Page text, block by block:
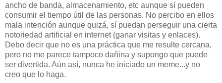
ancho de banda, almacenamiento, etc aunque sí pueden
consumir el tiempo útil de las personas. No percibo en ellos
mala intención aunque quizá, sí puedan perseguir una cierta
notoriedad artificial en internet (ganar visitas y enlaces).
Debo decir que no es una práctica que me resulte cercana,
pero no me parece tampoco dañina y supongo que puede
ser divertida. Aún así, nunca he iniciado un meme...y no
creo que lo haga.